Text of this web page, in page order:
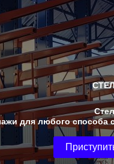
для любого способа